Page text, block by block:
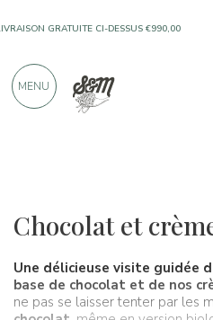
Chocolat et
Une délicieuse visite guidée
base de chocolat et de nos
ne pas se laisser tenter par les
DES PRODUITS PROVENANT
FABRICANTS
DE 900 CRITIQUES POSITIVES
MENU